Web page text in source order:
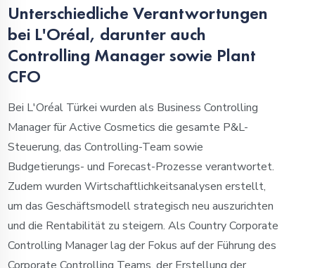
Unterschiedliche Verantwortungen
bei L'Oréal, darunter auch
Controlling Manager sowie Plant
CFO
Bei L'Oréal Türkei wurden als Business Controlling
Manager für Active Cosmetics die gesamte P&L-
Steuerung, das Controlling-Team sowie
Budgetierungs- und Forecast-Prozesse verantwortet.
Zudem wurden Wirtschaftlichkeitsanalysen erstellt,
um das Geschäftsmodell strategisch neu auszurichten
und die Rentabilität zu steigern. Als Country Corporate
Controlling Manager lag der Fokus auf der Führung des